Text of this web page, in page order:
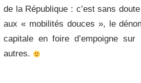
de la République : c’est sans
aux « mobilités douces », le
capitale en foire d’empoigne
autres.